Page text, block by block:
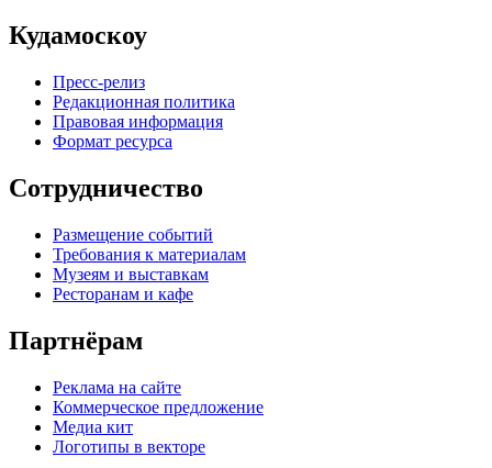
Кудамоскоу
Пресс-релиз
Редакционная политика
Правовая информация
Формат ресурса
Сотрудничество
Размещение событий
Требования к материалам
Музеям и выставкам
Ресторанам и кафе
Партнёрам
Реклама на сайте
Коммерческое предложение
Медиа кит
Логотипы в векторе